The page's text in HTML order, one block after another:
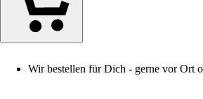
Wir bestellen für Dich - gerne vor Ort